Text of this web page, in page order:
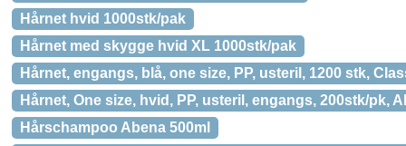
Hårnet hvid 1000stk/pak
Hårnet med skygge hvid XL 1000stk/pak
Hårnet, engangs, blå, one size, PP, usteril, 1200 stk,
Hårnet, One size, hvid, PP, usteril, engangs, 200stk/pk,
Hårschampoo Abena 500ml